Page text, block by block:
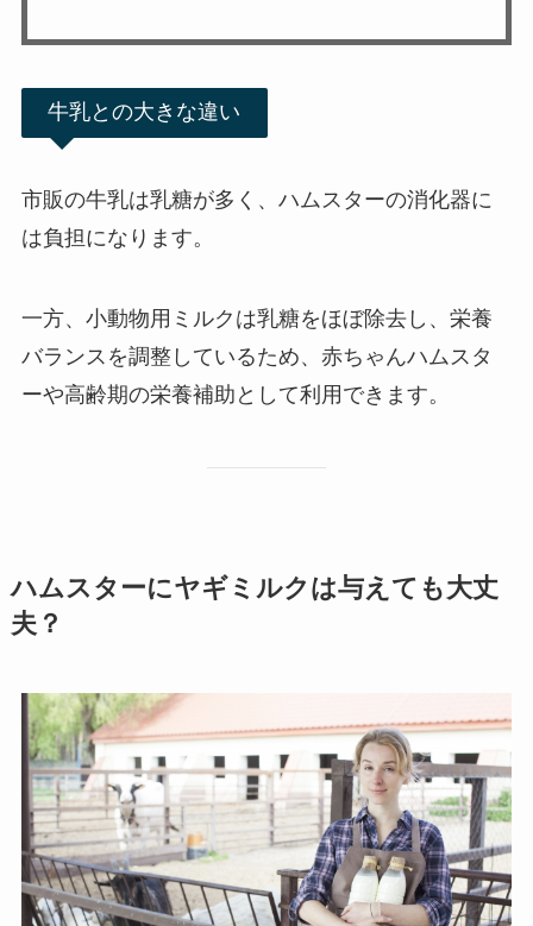
牛乳との大きな違い
市販の牛乳は乳糖が多く、ハムスターの消化器に
は負担になります。
一方、小動物用ミルクは乳糖をほぼ除去し、栄養
バランスを調整しているため、赤ちゃんハムスタ
ーや高齢期の栄養補助として利用できます。
ハムスターにヤギミルクは与えても大丈
夫？